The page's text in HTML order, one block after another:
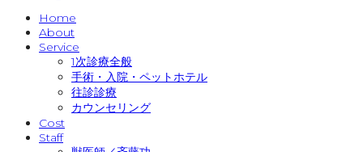
Home
About
Service
1次診療全般
手術・入院・ペットホテル
往診診療
カウンセリング
Cost
Staff